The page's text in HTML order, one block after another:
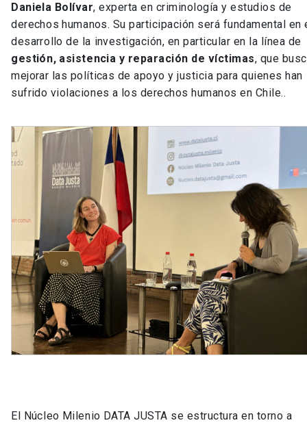
Daniela Bolívar, experta en criminología y estudios de
derechos humanos. Su participación será fundamental en
desarrollo de la investigación, en particular en la línea de
gestión, asistencia y reparación de víctimas, que
mejorar las políticas de apoyo y justicia para quienes han
sufrido violaciones a los derechos humanos en Chile..
El Núcleo Milenio DATA JUSTA se estructura en torno a